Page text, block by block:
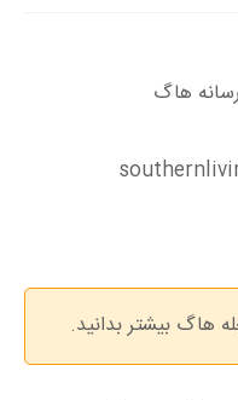
هاگ
هاگ بیشتر بدانید.